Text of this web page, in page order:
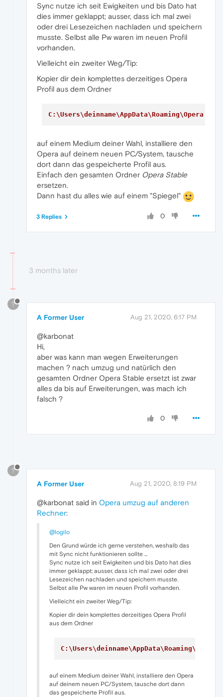
Sync nutze ich seit Ewigkeiten und bis Dato hat
dies immer geklappt; ausser, dass ich mal zwei
oder drei Lesezeichen nachladen und speichern
musste. Selbst alle Pw waren im neuen Profil
vorhanden.
Vielleicht ein zweiter Weg/Tip:
Kopier dir dein komplettes derzeitiges Opera
Profil aus dem Ordner
C:\Users\deinname\AppData\Roaming\Opera
auf einem Medium deiner Wahl, installiere den
Opera auf deinem neuen PC/System, tausche
dort dann das gespeicherte Profil aus.
Einfach den gesamten Ordner Opera Stable
ersetzen.
Dann hast du alles wie auf einem "Spiegel"
0
3 Replies
3 months later
?
A Former User Aug 21, 2020, 6:17 PM
@karbonat
Hi,
aber was kann man wegen Erweiterungen
machen ? nach umzug und natürlich den
gesamten Ordner Opera Stable ersetzt ist zwar
alles da bis auf Erweiterungen, was mach ich
falsch ?
0
?
A Former User Aug 21, 2020, 8:19 PM
@karbonat said in Opera umzug auf anderen
Rechner:
@logilo
Den Grund würde ich gerne verstehen, weshalb das
mit Sync nicht funktionieren sollte ...
Sync nutze ich seit Ewigkeiten und bis Dato hat dies
immer geklappt; ausser, dass ich mal zwei oder drei
Lesezeichen nachladen und speichern musste.
Selbst alle Pw waren im neuen Profil vorhanden.
Vielleicht ein zweiter Weg/Tip:
Kopier dir dein komplettes derzeitiges Opera Profil
aus dem Ordner
auf einem Medium deiner Wahl, installiere den Opera
auf deinem neuen PC/System, tausche dort dann
das gespeicherte Profil aus.